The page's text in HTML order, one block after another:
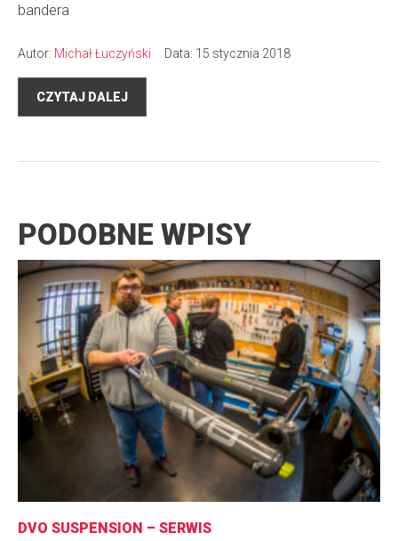
bandera
Autor: Michał Łuczyński Data: 15 stycznia 2018
CZYTAJ DALEJ
PODOBNE WPISY
DVO SUSPENSION – SERWIS